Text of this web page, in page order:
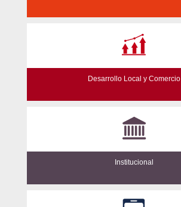
Desarrollo Local y Comercio
Institucional